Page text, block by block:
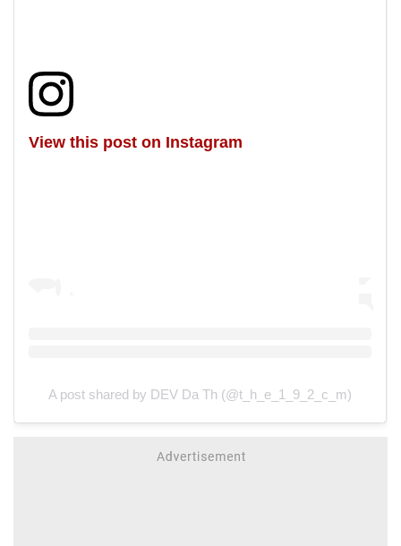
View this post on Instagram
A post shared by DEV Da Th (@t_h_e_1_9_2_c_m)